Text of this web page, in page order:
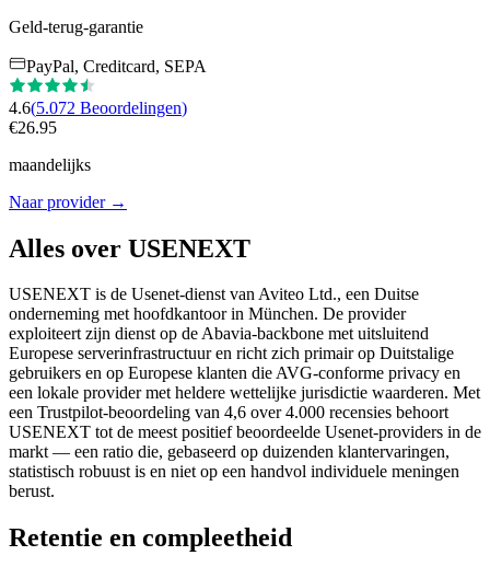
Geld-terug-garantie
PayPal, Creditcard, SEPA
4.6(5.072 Beoordelingen)
€26.95
maandelijks
Naar provider→
Alles over USENEXT
USENEXT is de Usenet-dienst van Aviteo Ltd., een Duitse
onderneming met hoofdkantoor in München. De provider
exploiteert zijn dienst op de Abavia-backbone met uitsluitend
Europese serverinfrastructuur en richt zich primair op Duitstalige
gebruikers en op Europese klanten die AVG-conforme privacy en
een lokale provider met heldere wettelijke jurisdictie waarderen. Met
een Trustpilot-beoordeling van 4,6 over 4.000 recensies behoort
USENEXT tot de meest positief beoordeelde Usenet-providers in de
markt — een ratio die, gebaseerd op duizenden klantervaringen,
statistisch robuust is en niet op een handvol individuele meningen
berust.
Retentie en compleetheid